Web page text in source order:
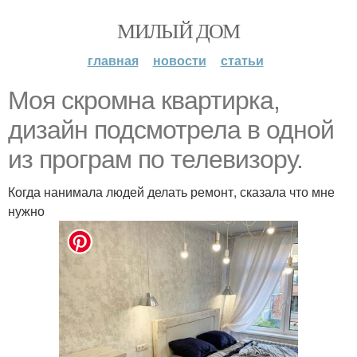
МИЛЫЙ ДОМ
главная новости статьи
Моя скромна квартирка,
дизайн подсмотрела в одной
из програм по телевизору.
Когда нанимала людей делать ремонт, сказала что мне
нужно